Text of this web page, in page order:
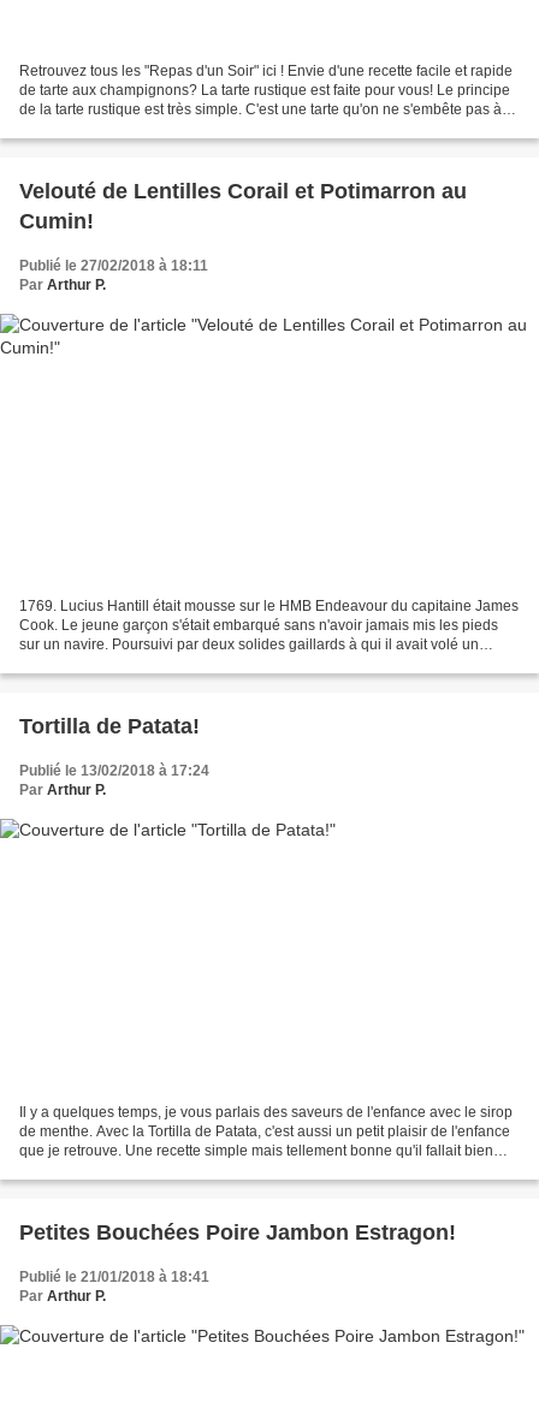
Retrouvez tous les "Repas d'un Soir" ici ! Envie d'une recette facile et rapide
de tarte aux champignons? La tarte rustique est faite pour vous! Le principe
de la tarte rustique est très simple. C'est une tarte qu'on ne s'embête pas à
Velouté de Lentilles Corail et Potimarron au
Cumin!
Publié le 27/02/2018 à 18:11
Par Arthur P.
1769. Lucius Hantill était mousse sur le HMB Endeavour du capitaine James
Cook. Le jeune garçon s'était embarqué sans n'avoir jamais mis les pieds
sur un navire. Poursuivi par deux solides gaillards à qui il avait volé un
Tortilla de Patata!
Publié le 13/02/2018 à 17:24
Par Arthur P.
Il y a quelques temps, je vous parlais des saveurs de l'enfance avec le sirop
de menthe. Avec la Tortilla de Patata, c'est aussi un petit plaisir de l'enfance
que je retrouve. Une recette simple mais tellement bonne qu'il fallait bien
Petites Bouchées Poire Jambon Estragon!
Publié le 21/01/2018 à 18:41
Par Arthur P.